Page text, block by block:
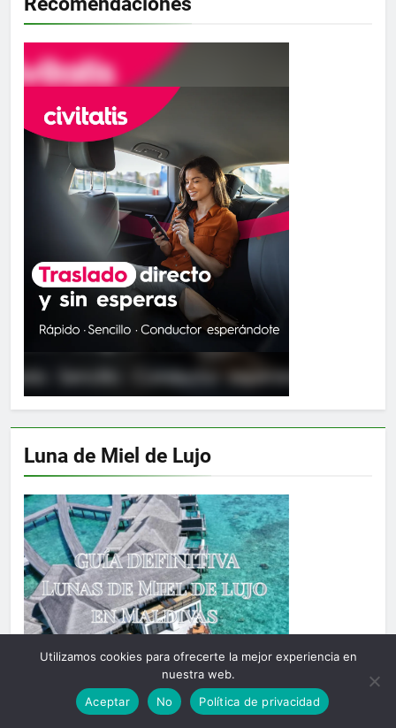
Luna de Miel de Lujo
Utilizamos cookies para ofrecerte la mejor experiencia en
nuestra web.
Aceptar
No Política de privacidad